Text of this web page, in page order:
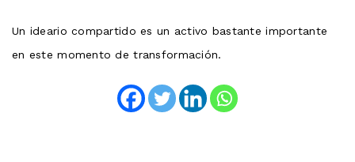
Un ideario compartido es un activo bastante importante
en este momento de transformación.